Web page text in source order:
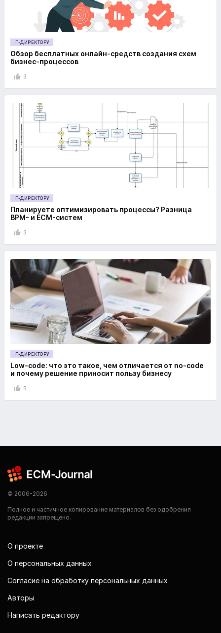
IT-ДИРЕКТОРУ
Обзор бесплатных онлайн-средств создания схем
бизнес-процессов
3
IT-ДИРЕКТОРУ
Планируете оптимизировать процессы? Разница
BPM- и ECM-систем
3
IT-ДИРЕКТОРУ
Low-code: что это такое, чем отличается от no-code
и почему решение приносит пользу бизнесу
5
© 2006-2026
Полное и частичное копирование материалов без одобрения
редакции запрещено.
О проекте
О персональных данных
Согласие на обработку персональных данных
Авторы
Написать редактору